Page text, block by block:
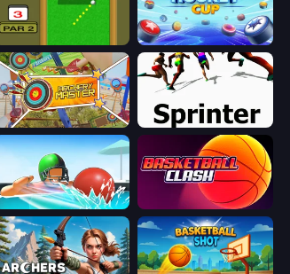
Air Hockey Cup
Archery Master Sprinter
Dodgeball Basketball Clash